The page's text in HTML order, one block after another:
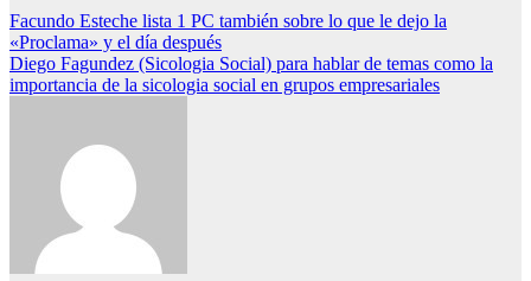
Navegación
de
entradas
Facundo Esteche lista 1 PC también sobre lo que le dejo la
«Proclama» y el día después
Diego Fagundez (Sicologia Social) para hablar de temas como la
importancia de la sicologia social en grupos empresariales